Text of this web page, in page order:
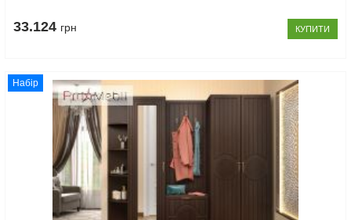
33.124 грн КУПИТИ
Набір